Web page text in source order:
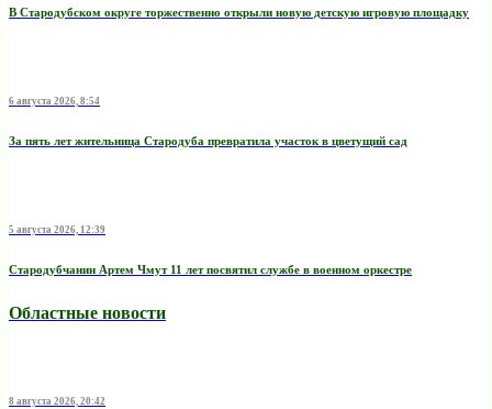
В Стародубском округе торжественно открыли новую детскую игровую площадку
6 августа 2026, 8:54
За пять лет жительница Стародуба превратила участок в цветущий сад
5 августа 2026, 12:39
Стародубчанин Артем Чмут 11 лет посвятил службе в военном оркестре
Областные новости
8 августа 2026, 20:42